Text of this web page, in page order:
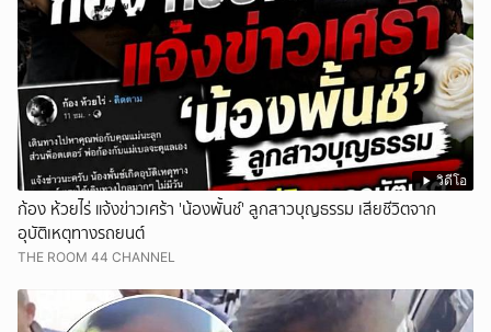
วิดีโอ
ก้อง ห้วยไร่ แจ้งข่าวเศร้า 'น้องพั้นช์' ลูกสาวบุญธรรม เสียชีวิตจาก
อุบัติเหตุทางรถยนต์
THE ROOM 44 CHANNEL